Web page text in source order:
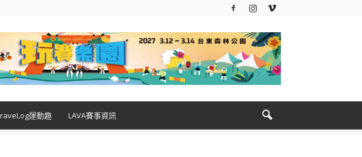
運動趣 LAVA賽事資訊